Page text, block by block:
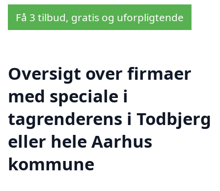
Få 3 tilbud, gratis og uforpligtende
Oversigt over firmaer
med speciale i
tagrenderens i Todbjerg
eller hele Aarhus
kommune